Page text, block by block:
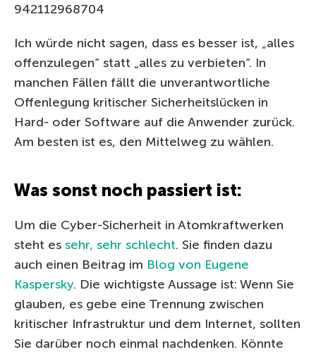
942112968704
Ich würde nicht sagen, dass es besser ist, „alles
offenzulegen“ statt „alles zu verbieten“. In
manchen Fällen fällt die unverantwortliche
Offenlegung kritischer Sicherheitslücken in
Hard- oder Software auf die Anwender zurück.
Am besten ist es, den Mittelweg zu wählen.
Was sonst noch passiert ist:
Um die Cyber-Sicherheit in Atomkraftwerken
steht es sehr, sehr schlecht. Sie finden dazu
auch einen Beitrag im Blog von Eugene
Kaspersky. Die wichtigste Aussage ist: Wenn Sie
glauben, es gebe eine Trennung zwischen
kritischer Infrastruktur und dem Internet, sollten
Sie darüber noch einmal nachdenken. Könnte